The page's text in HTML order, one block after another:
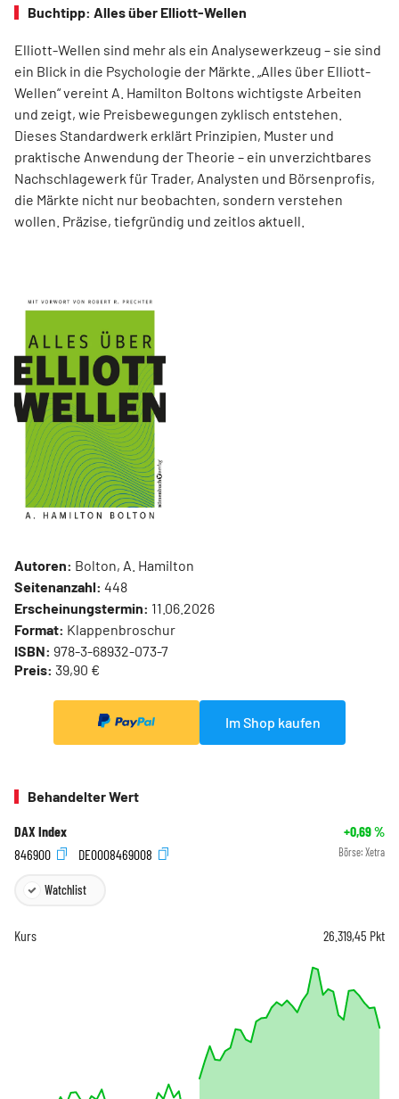
Buchtipp: Alles über Elliott-Wellen
Elliott-Wellen sind mehr als ein Analysewerkzeug – sie sind
ein Blick in die Psychologie der Märkte. „Alles über Elliott-
Wellen“ vereint A. Hamilton Boltons wichtigste Arbeiten
und zeigt, wie Preisbewegungen zyklisch entstehen.
Dieses Standardwerk erklärt Prinzipien, Muster und
praktische Anwendung der Theorie – ein unverzichtbares
Nachschlagewerk für Trader, Analysten und Börsenprofis,
die Märkte nicht nur beobachten, sondern verstehen
wollen. Präzise, tiefgründig und zeitlos aktuell.
Autoren: Bolton, A. Hamilton
Seitenanzahl: 448
Erscheinungstermin: 11.06.2026
Format: Klappenbroschur
ISBN: 978-3-68932-073-7
Preis: 39,90 €
Im Shop kaufen
Behandelter Wert
DAX Index +0,69%
846900
DE0008469008 Börse: Xetra
Watchlist
Kurs 26.319,45 Pkt